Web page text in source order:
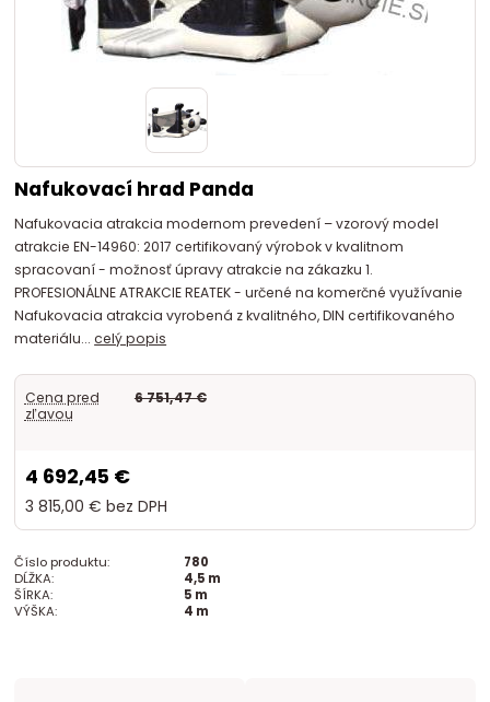
Nafukovací hrad Panda
Nafukovacia atrakcia modernom prevedení – vzorový model
atrakcie EN-14960: 2017 certifikovaný výrobok v kvalitnom
spracovaní - možnosť úpravy atrakcie na zákazku 1.
PROFESIONÁLNE ATRAKCIE REATEK - určené na komerčné využívanie
Nafukovacia atrakcia vyrobená z kvalitného, DIN certifikovaného
materiálu...celý popis
Cena pred
zľavou
6 751,47 €
4 692,45 €
3 815,00 € bez DPH
Číslo produktu:
780
DĹŽKA:
4,5 m
ŠÍRKA:
5 m
VÝŠKA:
4 m